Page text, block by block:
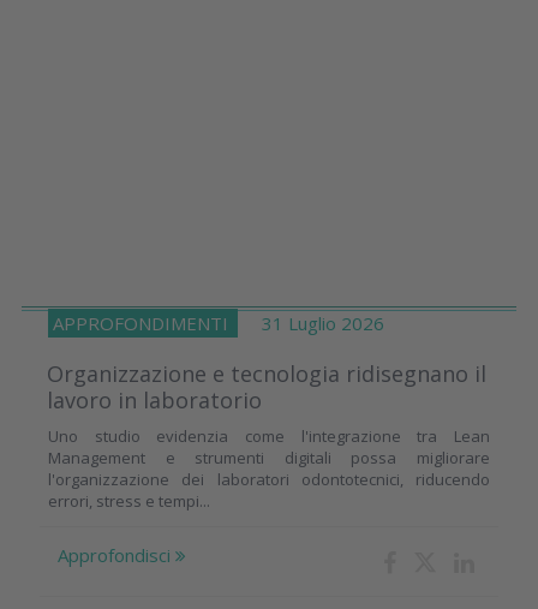
APPROFONDIMENTI 31 Luglio 2026
Organizzazione e tecnologia ridisegnano il
lavoro in laboratorio
Uno studio evidenzia come l'integrazione tra Lean
Management e strumenti digitali possa migliorare
l'organizzazione dei laboratori odontotecnici, riducendo
errori, stress e tempi...
Approfondisci